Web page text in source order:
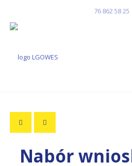
76 862 58 25
Nabór